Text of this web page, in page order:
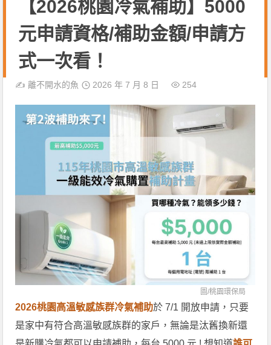
【2026桃園冷氣補助】5000
元申請資格/補助金額/申請方
式一次看！
✍️離不開水的魚 2026 年 7 月 8 日 254
圖/桃園環保局
2026桃園高溫敏感族群冷氣補助於 7/1 開放申請，只要
是家中有符合高溫敏感族群的家戶，無論是汰舊換新還